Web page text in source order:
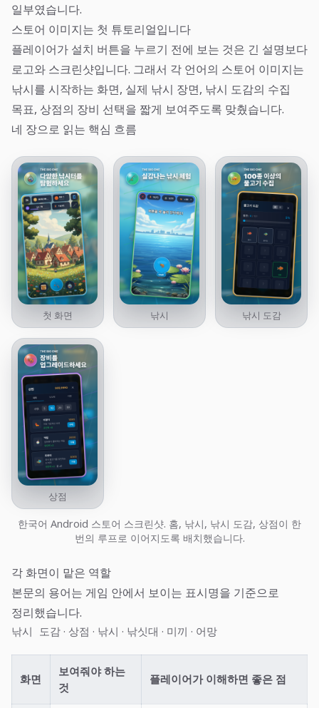
일부였습니다.
스토어 이미지는 첫 튜토리얼입니다
플레이어가 설치 버튼을 누르기 전에 보는 것은 긴 설명보다
로고와 스크린샷입니다. 그래서 각 언어의 스토어 이미지는
낚시를 시작하는 화면, 실제 낚시 장면, 낚시 도감의 수집
목표, 상점의 장비 선택을 짧게 보여주도록 맞췄습니다.
네 장으로 읽는 핵심 흐름
첫 화면 낚시 낚시 도감
상점
한국어 Android 스토어 스크린샷. 홈, 낚시, 낚시 도감, 상점이 한
번의 루프로 이어지도록 배치했습니다.
각 화면이 맡은 역할
본문의 용어는 게임 안에서 보이는 표시명을 기준으로
정리했습니다.
낚시 도감 · 상점 · 낚시 · 낚싯대 · 미끼 · 어망
화면
보여줘야 하는
것
플레이어가 이해하면 좋은 점